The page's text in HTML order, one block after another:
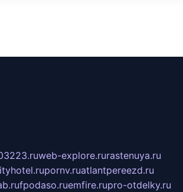
web-explore.rurastenuya.ru
pornv.ruatlantpereezd.ru
fpodaso.ruemfire.rupro-otdelky.ru